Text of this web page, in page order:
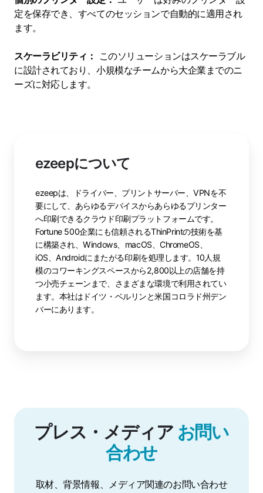
定を保存でき、すべてのセッションで自動的に適用され
ます。
スケーラビリティ：
このソリューションはスケーラブル
に設計されており、小規模なチームから大企業までのニ
ーズに対応します。
ezeepについて
ezeepは、ドライバー、プリントサーバー、VPNを不
要にして、あらゆるデバイスからあらゆるプリンター
へ印刷できるクラウド印刷プラットフォームです。
Fortune 500企業にも信頼されるThinPrintの技術を基
に構築され、Windows、macOS、ChromeOS、
iOS、Androidにまたがる印刷を処理します。10人規
模のコワーキングスペースから2,800以上の店舗を持
つ小売チェーンまで、さまざまな環境で利用されてい
ます。本社はドイツ・ベルリンと米国コロラド州デン
バーにあります。
プレス・メディア お問い
合わせ
取材、背景情報、メディア関連のお問い合わせ